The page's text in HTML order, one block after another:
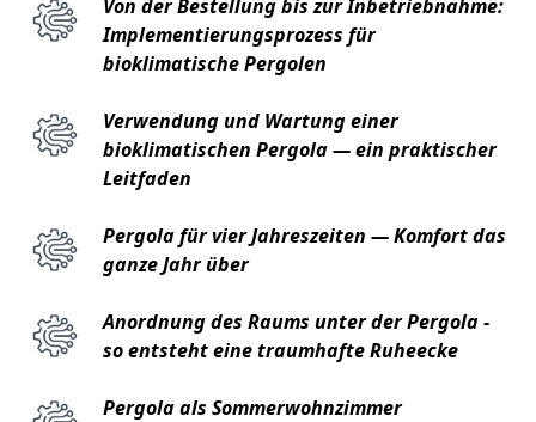
Von der Bestellung bis zur Inbetriebnahme:
Implementierungsprozess für
bioklimatische Pergolen
Verwendung und Wartung einer
bioklimatischen Pergola — ein praktischer
Leitfaden
Pergola für vier Jahreszeiten — Komfort das
ganze Jahr über
Anordnung des Raums unter der Pergola -
so entsteht eine traumhafte Ruheecke
Pergola als Sommerwohnzimmer